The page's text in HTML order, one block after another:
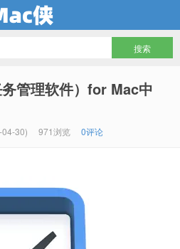
管理软件）for Mac中
30) 971浏览 0评论